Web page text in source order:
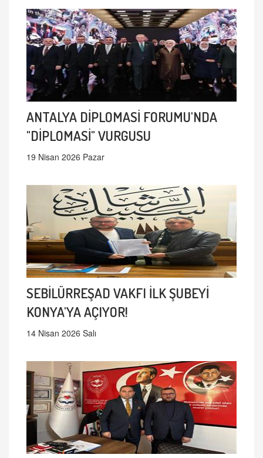
ANTALYA DİPLOMASİ FORUMU'NDA
"DİPLOMASİ" VURGUSU
19 Nisan 2026 Pazar
SEBİLÜRREŞAD VAKFI İLK ŞUBEYİ
KONYA'YA AÇIYOR!
14 Nisan 2026 Salı